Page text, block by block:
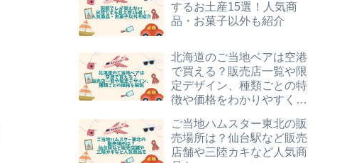
するお土産15選！人気商
品・お菓子以外も紹介
北海道のご当地ベアは空港
で買える？販売店一覧や限
定デザイン、種類ごとの特
徴や価格をわかりやすく解
ご当地ハムスター東北の販
売場所は？仙台駅など販売
店舗や三陸カキなど人気商